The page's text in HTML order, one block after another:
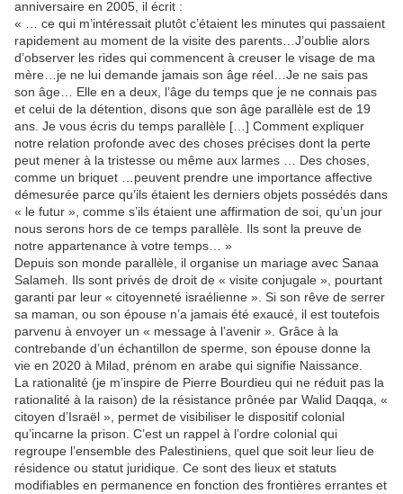
anniversaire en 2005, il écrit :
« … ce qui m’intéressait plutôt c’étaient les minutes qui passaient
rapidement au moment de la visite des parents…J’oublie alors
d’observer les rides qui commencent à creuser le visage de ma
mère…je ne lui demande jamais son âge réel…Je ne sais pas
son âge… Elle en a deux, l’âge du temps que je ne connais pas
et celui de la détention, disons que son âge parallèle est de 19
ans. Je vous écris du temps parallèle […] Comment expliquer
notre relation profonde avec des choses précises dont la perte
peut mener à la tristesse ou même aux larmes … Des choses,
comme un briquet …peuvent prendre une importance affective
démesurée parce qu’ils étaient les derniers objets possédés dans
« le futur », comme s’ils étaient une affirmation de soi, qu’un jour
nous serons hors de ce temps parallèle. Ils sont la preuve de
notre appartenance à votre temps… »
Depuis son monde parallèle, il organise un mariage avec Sanaa
Salameh. Ils sont privés de droit de « visite conjugale », pourtant
garanti par leur « citoyenneté israélienne ». Si son rêve de serrer
sa maman, ou son épouse n’a jamais été exaucé, il est toutefois
parvenu à envoyer un « message à l’avenir ». Grâce à la
contrebande d’un échantillon de sperme, son épouse donne la
vie en 2020 à Milad, prénom en arabe qui signifie Naissance.
La rationalité (je m’inspire de Pierre Bourdieu qui ne réduit pas la
rationalité à la raison) de la résistance prônée par Walid Daqqa, «
citoyen d’Israël », permet de visibiliser le dispositif colonial
qu’incarne la prison. C’est un rappel à l’ordre colonial qui
regroupe l’ensemble des Palestiniens, quel que soit leur lieu de
résidence ou statut juridique. Ce sont des lieux et statuts
modifiables en permanence en fonction des frontières errantes et